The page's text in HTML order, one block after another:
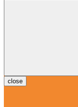
close